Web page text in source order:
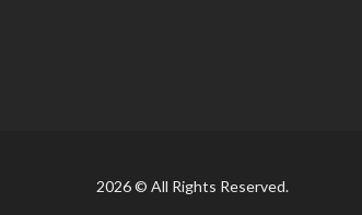
2026 © All Rights Reserved.